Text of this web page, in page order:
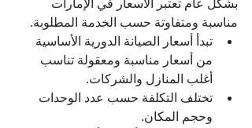
بشكل عام تعتبر الأسعار في الإمارات
مناسبة ومتفاوتة حسب الخدمة المطلوبة.
تبدأ أسعار الصيانة الدورية الأساسية
من أسعار مناسبة ومعقولة تناسب
أغلب المنازل والشركات.
تختلف التكلفة حسب عدد الوحدات
وحجم المكان.